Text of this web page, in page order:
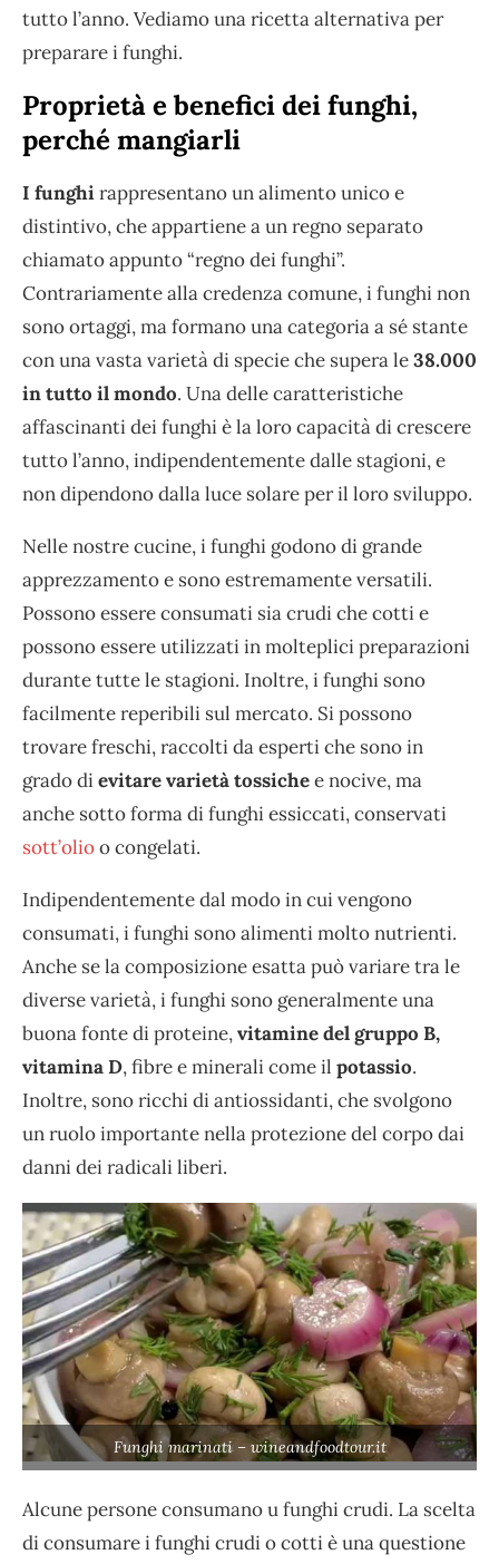
tutto l’anno. Vediamo una ricetta alternativa per
preparare i funghi.
Proprietà e benefici dei funghi,
perché mangiarli
I funghirappresentano un alimento unico e
distintivo, che appartiene a un regno separato
chiamato appunto “regno dei funghi”.
Contrariamente alla credenza comune, i funghi non
sono ortaggi, ma formano una categoria a sé stante
con una vasta varietà di specie che supera le38.000
in tutto il mondo. Una delle caratteristiche
affascinanti dei funghi è la loro capacità di crescere
tutto l’anno, indipendentemente dalle stagioni, e
non dipendono dalla luce solare per il loro sviluppo.
Nelle nostre cucine, i funghi godono di grande
apprezzamento e sono estremamente versatili.
Possono essere consumati sia crudi che cotti e
possono essere utilizzati in molteplici preparazioni
durante tutte le stagioni. Inoltre, i funghi sono
facilmente reperibili sul mercato. Si possono
trovare freschi, raccolti da esperti che sono in
grado dievitare varietà tossichee nocive, ma
anche sotto forma di funghi essiccati, conservati
sott’olioo congelati.
Indipendentemente dal modo in cui vengono
consumati, i funghi sono alimenti molto nutrienti.
Anche se la composizione esatta può variare tra le
diverse varietà, i funghi sono generalmente una
buona fonte di proteine,vitamine del gruppo B,
vitamina D, fibre e minerali come il potassio.
Inoltre, sono ricchi di antiossidanti, che svolgono
un ruolo importante nella protezione del corpo dai
danni dei radicali liberi.
Funghi marinati – wineandfoodtour.it
Alcune persone consumano u funghi crudi. La scelta
di consumare i funghi crudi o cotti è una questione